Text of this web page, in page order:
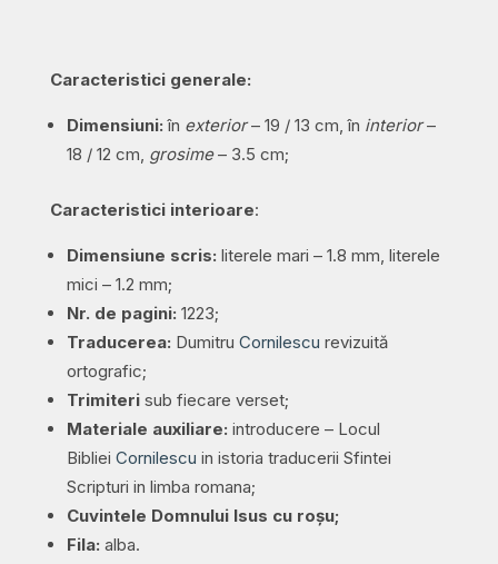
Caracteristici generale:
Dimensiuni: în exterior– 19 / 13 cm, în interior–
18 / 12 cm, grosime– 3.5 cm;
Caracteristici interioare:
Dimensiune scris: literele mari – 1.8 mm, literele
mici – 1.2 mm;
Nr. de pagini: 1223;
Traducerea: Dumitru Cornilescu revizuită
ortografic;
Trimiterisub fiecare verset;
Materiale auxiliare: introducere – Locul
Bibliei Cornilescu in istoria traducerii Sfintei
Scripturi in limba romana;
Cuvintele Domnului Isus cu roșu;
Fila: alba.